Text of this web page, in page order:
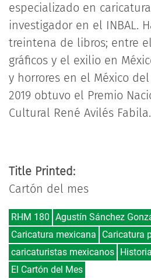
especializado en
investigador en el INBAL.
treintena de libros; entre
gráficos y el exilio en
y horrores en el México del
2019 obtuvo el Premio
Cultural René Avilés Fabila.
Title Printed:
Cartón del mes
RHM 180 Agustín Sánchez
Caricatura mexicana
Caricatura
caricaturistas mexicanos
El Cartón del Mes